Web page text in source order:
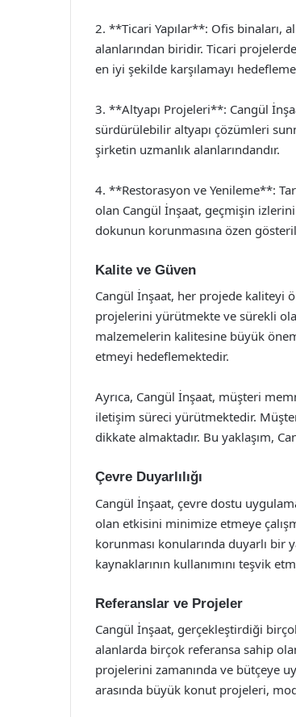
2. **Ticari Yapılar**: Ofis binaları,
alanlarından biridir. Ticari
en iyi şekilde karşılamayı
3. **Altyapı Projeleri**: Cangül
sürdürülebilir altyapı çözümleri
şirketin uzmanlık alanlarındandır.
4. **Restorasyon ve Yenileme**:
olan Cangül İnşaat, geçmişin
dokunun korunmasına özen
Kalite ve Güven
Cangül İnşaat, her projede kaliteyi
projelerini yürütmekte ve sürekli
malzemelerin kalitesine büyük
etmeyi hedeflemektedir.
Ayrıca, Cangül İnşaat, müşteri
iletişim süreci yürütmektedir.
dikkate almaktadır. Bu yaklaşım,
Çevre Duyarlılığı
Cangül İnşaat, çevre dostu
olan etkisini minimize etmeye
korunması konularında duyarlı
kaynaklarının kullanımını teşvik
Referanslar ve Projeler
Cangül İnşaat, gerçekleştirdiği
alanlarda birçok referansa sahip
projelerini zamanında ve bütçeye
arasında büyük konut projeleri,